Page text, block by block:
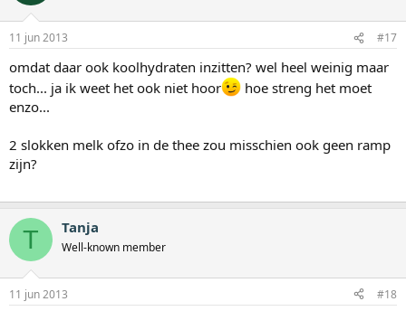
11 jun 2013 #17
omdat daar ook koolhydraten inzitten? wel heel weinig maar
toch... ja ik weet het ook niet hoor
hoe streng het moet
enzo...
2 slokken melk ofzo in de thee zou misschien ook geen ramp
zijn?
T Tanja
Well-known member
11 jun 2013 #18